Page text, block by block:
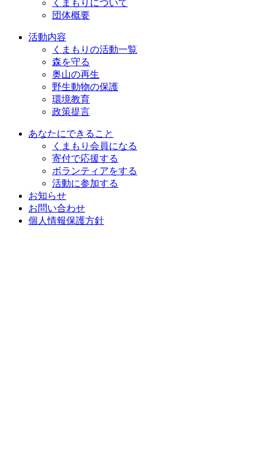
くまもりについて
団体概要
活動内容
くまもりの活動一覧
森を守る
奥山の再生
野生動物の保護
環境教育
政策提言
あなたにできること
くまもり会員になる
寄付で応援する
ボランティアをする
活動に参加する
お知らせ
お問い合わせ
個人情報保護方針